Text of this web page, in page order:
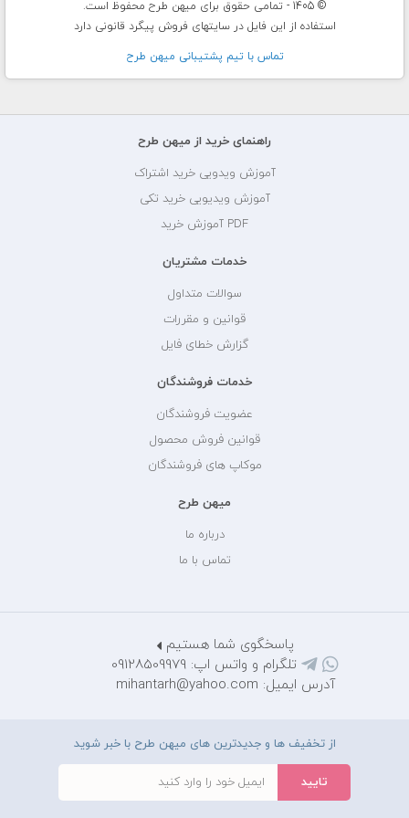
© 1405 - تمامی حقوق برای میهن طرح محفوظ است.
استفاده از این فایل در سایتهای فروش پیگرد قانونی دارد
تماس با تيم پشتيبانی ميهن طرح
راهنمای خرید از میهن طرح
آموزش ویدویی خرید اشتراک
آموزش ویدیویی خرید تکی
PDF آموزش خرید
خدمات مشتریان
سوالات متداول
قوانین و مقررات
گزارش خطای فایل
خدمات فروشندگان
عضویت فروشندگان
قوانین فروش محصول
موکاپ های فروشندگان
میهن طرح
درباره ما
تماس با ما
پاسخگوی شما هستیم
تلگرام و واتس اپ: 09128509979
آدرس ایمیل: mihantarh@yahoo.com
از تخفیف ها و جدیدترین های میهن طرح با خبر شوید